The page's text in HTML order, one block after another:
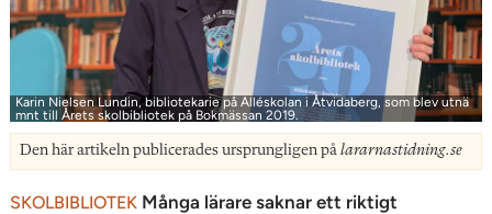
n
Karin Nielsen Lundin, bibliotekarie på Alléskolan i Åtvidaberg, som blev utnä
mnt till Årets skolbibliotek på Bokmässan 2019.
Den här artikeln publicerades ursprungligen på lararnastidning.se
SKOLBIBLIOTEK Många lärare saknar ett riktigt